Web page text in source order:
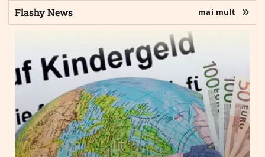
Flashy News mai mult